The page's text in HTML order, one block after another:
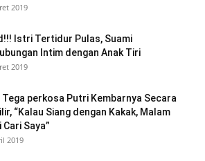
2019
Istri Tertidur Pulas, Suami
Intim dengan Anak Tiri
2019
Tega perkosa Putri Kembarnya Secara
“Kalau Siang dengan Kakak, Malam
Cari Saya”
2019